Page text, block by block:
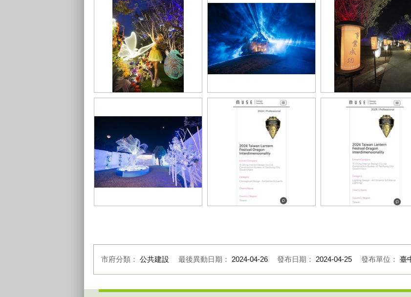
依據不同情境安排表演藝術人員-帶
間
以-穿越時空-為主軸進行策展規劃-
結合金-木-水-火四象異世界
龍之異次元的-轉運輪區-是民眾
市府分類： 公共建設 最後異動日期： 2024-04-26 發布日期： 2024-04-25 發布單位： 臺